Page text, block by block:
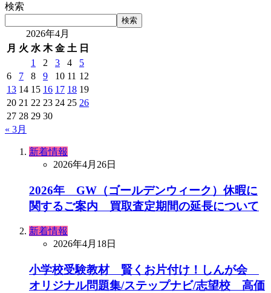
検索
検索
2026年4月
月 火 水 木 金 土 日
1
2 3 4
5
6
7 8 9 10 11 12
13 14 15 16 17 18 19
20 21 22 23 24 25 26
27 28 29 30
« 3月
新着情報
2026年4月26日
2026年 GW（ゴールデンウィーク）休暇に
関するご案内 買取査定期間の延長について
新着情報
2026年4月18日
小学校受験教材 賢くお片付け！しんが会
オリジナル問題集/ステップナビ/志望校 高価